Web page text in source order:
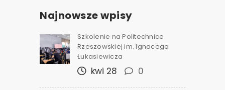
Najnowsze wpisy
Szkolenie na Politechnice
Rzeszowskiej im. Ignacego
Łukasiewicza
kwi 28 0